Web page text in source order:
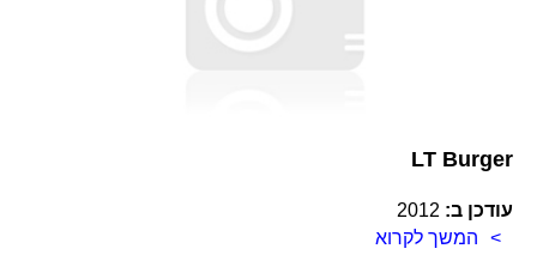
LT Burger
עודכן ב: 2012
המשך לקרוא